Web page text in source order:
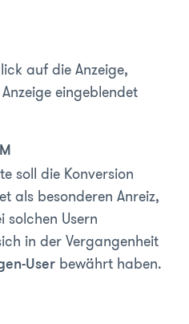
auf die Anzeige,
eingeblendet
soll die Konversion
als besonderen Anreiz,
solchen Usern
in der Vergangenheit
User bewährt haben.